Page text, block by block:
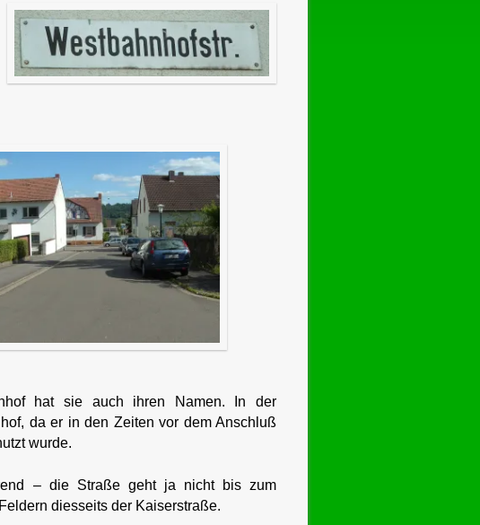
hat sie auch ihren Namen. In der
da er in den Zeiten vor dem Anschluß
wurde.
– die Straße geht ja nicht bis zum
diesseits der Kaiserstraße.